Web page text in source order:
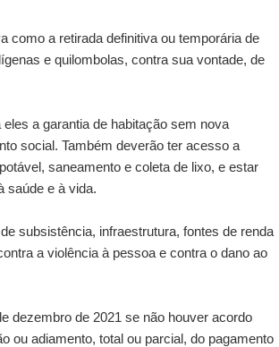
como a retirada definitiva ou temporária de
e quilombolas, contra sua vontade, de
a garantia de habitação sem nova
social. Também deverão ter acesso a
saneamento e coleta de lixo, e estar
saúde e à vida.
subsistência, infraestrutura, fontes de renda
a violência à pessoa e contra o dano ao
dezembro de 2021 se não houver acordo
ou adiamento, total ou parcial, do pagamento